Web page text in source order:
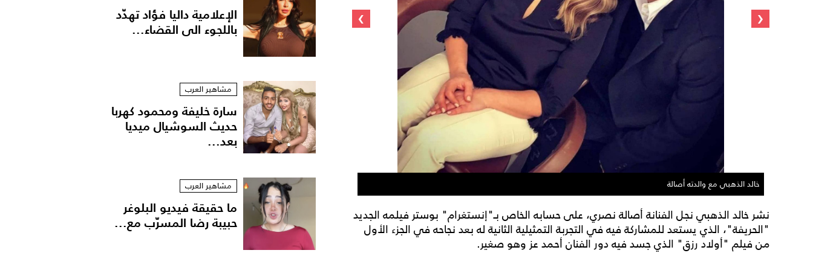
خالد الذهبي مع والدته أصالة بوستر فيلم "الحريفة" لخالد الذهبي
‹
›
نشر خالد الذهبي نجل الفنانة أصالة نصري، على حسابه الخاص بـ"إنستغرام" بوستر فيلمه الجديد
"الحريفة"، الذي يستعد للمشاركة فيه في التجربة التمثيلية الثانية له بعد نجاحه في الجزء الأول
من فيلم "أولاد رزق" الذي جسد فيه دور الفنان أحمد عز وهو صغير.
الإعلامية داليا فؤاد تهدّد
باللجوء الى القضاء...
مشاهير العرب
سارة خليفة ومحمود كهربا
حديث السوشيال ميديا
بعد...
مشاهير العرب
ما حقيقة فيديو البلوغر
حبيبة رضا المسرّب مع...